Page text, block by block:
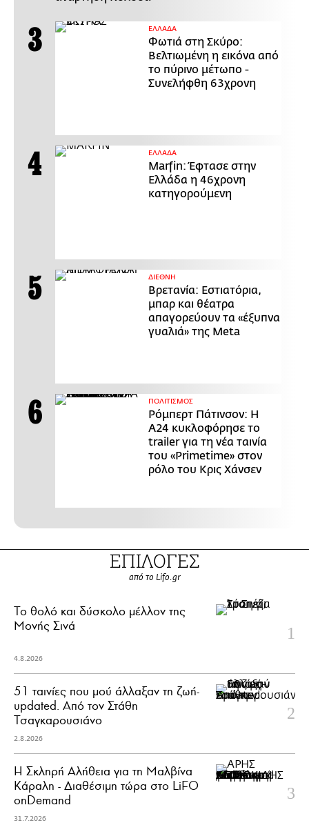
ΕΛΛΑΔΑ
Φωτιά στη Σκύρο:
Βελτιωμένη η εικόνα από
το πύρινο μέτωπο -
Συνελήφθη 63χρονη
ΕΛΛΑΔΑ
Marfin: Έφτασε στην
Ελλάδα η 46χρονη
κατηγορούμενη
ΔΙΕΘΝΗ
Βρετανία: Εστιατόρια,
μπαρ και θέατρα
απαγορεύουν τα «έξυπνα
γυαλιά» της Meta
ΠΟΛΙΤΙΣΜΟΣ
Ρόμπερτ Πάτινσον: Η
Α24 κυκλοφόρησε το
trailer για τη νέα ταινία
του «Primetime» στον
ρόλο του Κρις Χάνσεν
ΕΠΙΛΟΓΕΣ
από το Lifo.gr
Το θολό και δύσκολο μέλλον της
Μονής Σινά
4.8.2026
51 ταινίες που μού άλλαξαν τη ζωή-
updated. Aπό τον Στάθη
Τσαγκαρουσιάνο
2.8.2026
Η Σκληρή Αλήθεια για τη Μαλβίνα
Κάραλη - Διαθέσιμη τώρα στo LiFO
onDemand
31.7.2026